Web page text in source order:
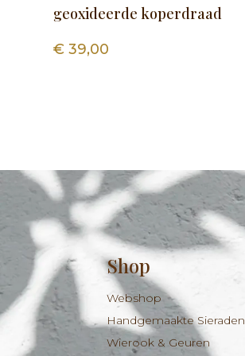
geoxideerde koperdraad
€ 39,00
Shop
Webshop
Handgemaakte Sieraden
Wierook & Geuren